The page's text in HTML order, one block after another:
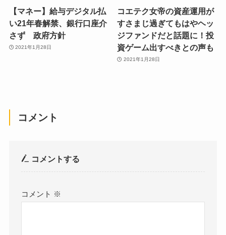
【マネー】給与デジタル払
い21年春解禁、銀行口座介
さず 政府方針
2021年1月28日
コエテク女帝の資産運用が
すさまじ過ぎてもはやヘッ
ジファンドだと話題に！投
資ゲーム出すべきとの声も
2021年1月28日
コメント
コメントする
コメント ※